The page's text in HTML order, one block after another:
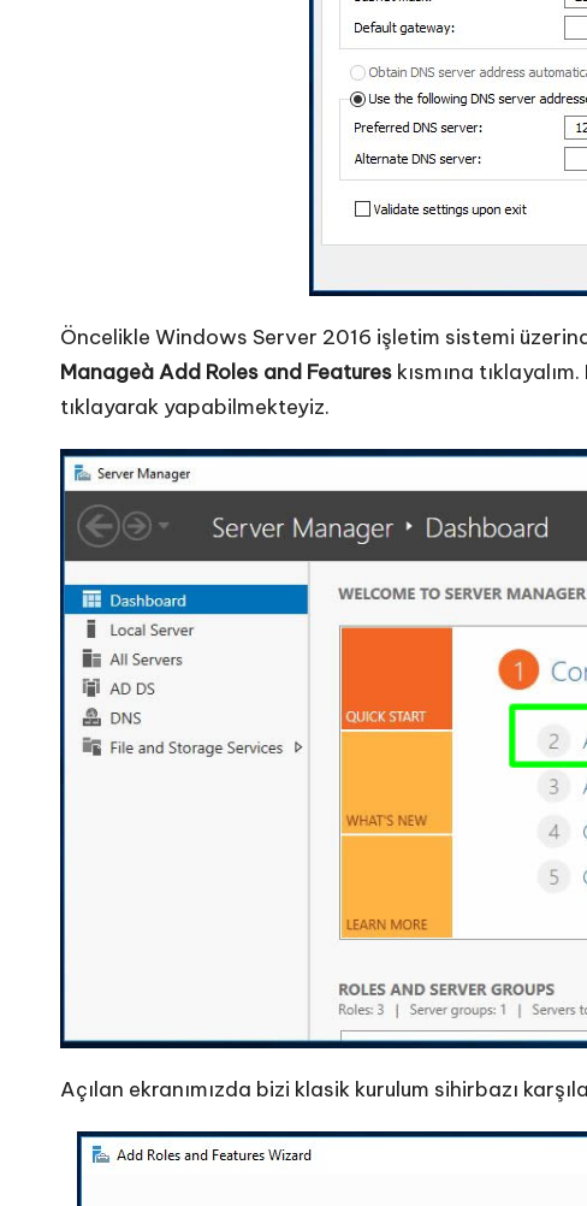
Öncelikle Windows Server 2016 işletim sistemi
Manageà Add Roles and Features kısmına
tıklayarak yapabilmekteyiz.
Açılan ekranımızda bizi klasik kurulum sihirbazı